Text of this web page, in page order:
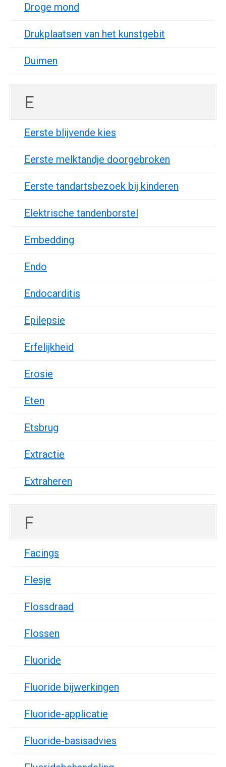
Droge mond
Drukplaatsen van het kunstgebit
Duimen
E
Eerste blijvende kies
Eerste melktandje doorgebroken
Eerste tandartsbezoek bij kinderen
Elektrische tandenborstel
Embedding
Endo
Endocarditis
Epilepsie
Erfelijkheid
Erosie
Eten
Etsbrug
Extractie
Extraheren
F
Facings
Flesje
Flossdraad
Flossen
Fluoride
Fluoride bijwerkingen
Fluoride-applicatie
Fluoride-basisadvies